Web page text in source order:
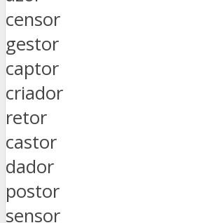
censor
gestor
captor
criador
retor
castor
dador
postor
sensor